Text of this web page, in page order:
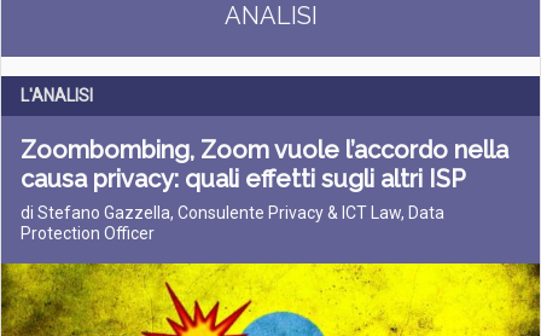
ANALISI
L'ANALISI
Zoombombing, Zoom vuole l’accordo nella
causa privacy: quali effetti sugli altri ISP
di Stefano Gazzella, Consulente Privacy & ICT Law, Data
Protection Officer